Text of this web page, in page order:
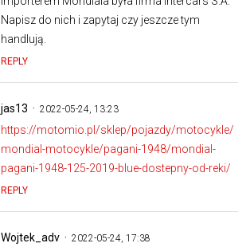
Napisz do nich i zapytaj czy jeszcze tym
handlują.
REPLY
jas13 2022-05-24, 13:23
https://motomio.pl/sklep/pojazdy/motocykle/
mondial-motocykle/pagani-1948/mondial-
pagani-1948-125-2019-blue-dostepny-od-reki/
REPLY
Wojtek_adv 2022-05-24, 17:38